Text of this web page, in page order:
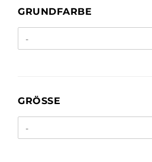
GRUNDFARBE
GRUNDFARBE
GRÖSSE
GRÖSSE